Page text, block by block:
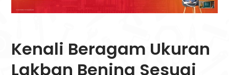
Kenali Beragam Ukuran
Lakban Bening Sesuai